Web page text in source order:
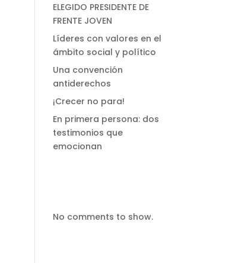
ELEGIDO PRESIDENTE DE
FRENTE JOVEN
Líderes con valores en el
ámbito social y político
Una convención
antiderechos
¡Crecer no para!
En primera persona: dos
testimonios que
emocionan
No comments to show.